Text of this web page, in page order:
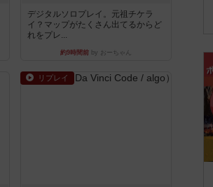
デジタルソロプレイ。元祖チケラ
イ？マップがたくさん出てるからど
れをプレ...
約9時間前 by おーちゃん
リプレイ